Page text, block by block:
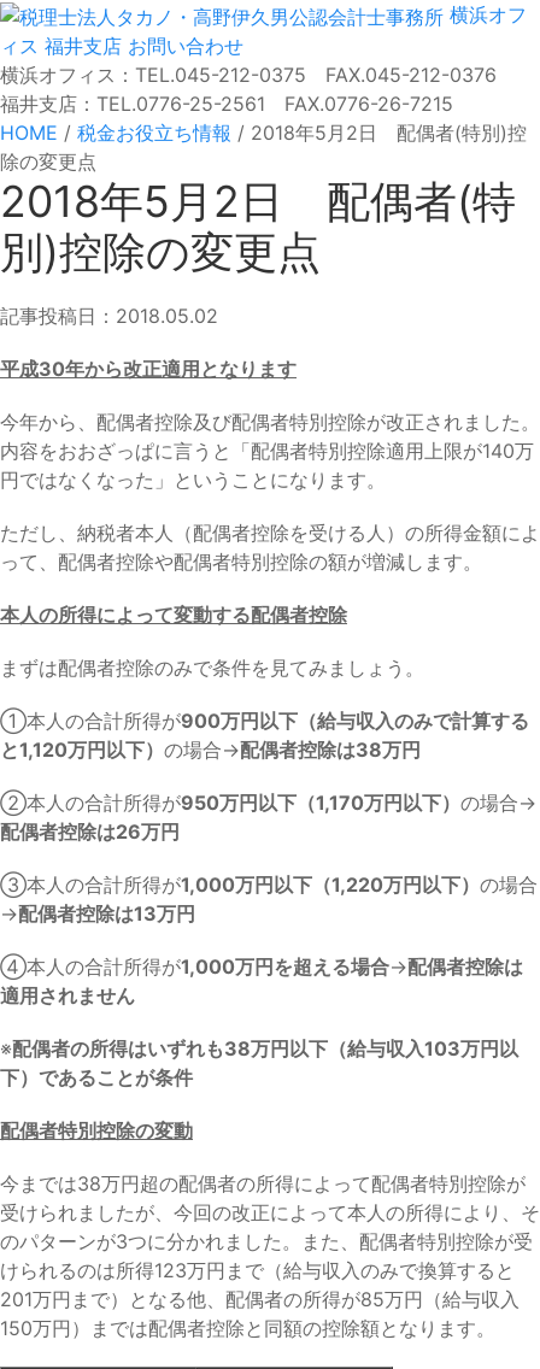
横浜オフ
ィス 福井支店 お問い合わせ
横浜オフィス：TEL.045-212-0375 FAX.045-212-0376
福井支店：TEL.0776-25-2561 FAX.0776-26-7215
HOME / 税金お役立ち情報 / 2018年5月2日 配偶者(特別)控
除の変更点
2018年5月2日 配偶者(特
別)控除の変更点
記事投稿日：2018.05.02
平成30年から改正適用となります
今年から、配偶者控除及び配偶者特別控除が改正されました。
内容をおおざっぱに言うと「配偶者特別控除適用上限が140万
円ではなくなった」ということになります。
ただし、納税者本人（配偶者控除を受ける人）の所得金額によ
って、配偶者控除や配偶者特別控除の額が増減します。
本人の所得によって変動する配偶者控除
まずは配偶者控除のみで条件を見てみましょう。
①本人の合計所得が900万円以下（給与収入のみで計算する
と1,120万円以下） の場合→配偶者控除は38万円
②本人の合計所得が950万円以下（1,170万円以下） の場合→
配偶者控除は26万円
③本人の合計所得が1,000万円以下（1,220万円以下） の場合
→配偶者控除は13万円
④本人の合計所得が1,000万円を超える場合→配偶者控除は
適用されません
※配偶者の所得はいずれも38万円以下（給与収入103万円以
下）であることが条件
配偶者特別控除の変動
今までは38万円超の配偶者の所得によって配偶者特別控除が
受けられましたが、今回の改正によって本人の所得により、そ
のパターンが3つに分かれました。また、配偶者特別控除が受
けられるのは所得123万円まで（給与収入のみで換算すると
201万円まで）となる他、配偶者の所得が85万円（給与収入
150万円）までは配偶者控除と同額の控除額となります。